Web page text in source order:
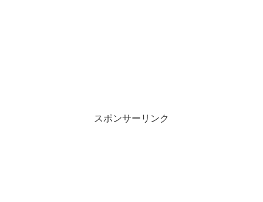
スポンサーリンク